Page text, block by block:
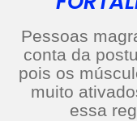
Pessoas
conta da
pois os
muito
essa